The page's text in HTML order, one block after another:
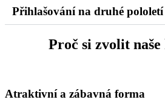
Přihlašování na druhé pololetí
Proč si zvolit
Atraktivní a zábavná forma​